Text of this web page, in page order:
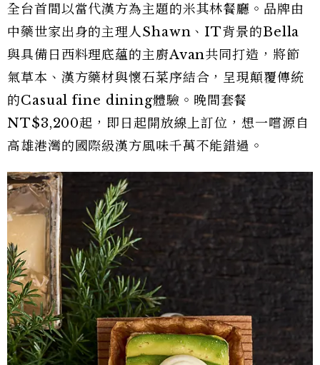
全台首間以當代漢方為主題的米其林餐廳。品牌由
中藥世家出身的主理人Shawn、IT背景的Bella
與具備日西料理底蘊的主廚Avan共同打造，將節
氣草本、漢方藥材與懷石菜序結合，呈現顛覆傳統
的Casual fine dining體驗。晚間套餐
NT$3,200起，即日起開放線上訂位，想一嚐源自
高雄港灣的國際級漢方風味千萬不能錯過。